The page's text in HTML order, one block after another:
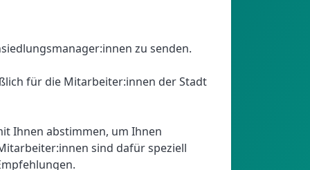
zu senden.
für die Mitarbeiter:innen der Stadt
Ihnen abstimmen, um Ihnen
sind dafür speziell